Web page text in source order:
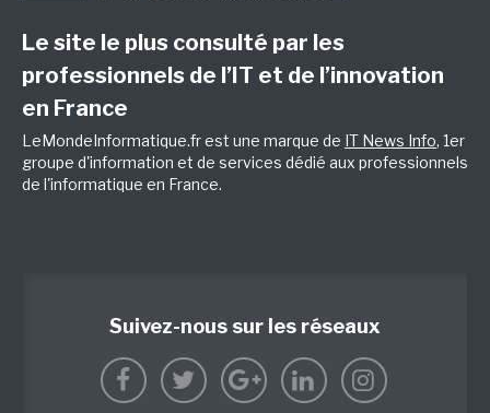
Le site le plus consulté par les
professionnels de l’IT et de l’innovation
en France
LeMondeInformatique.fr est une marque de IT News Info, 1er
groupe d'information et de services dédié aux professionnels
de l'informatique en France.
Suivez-nous sur les réseaux